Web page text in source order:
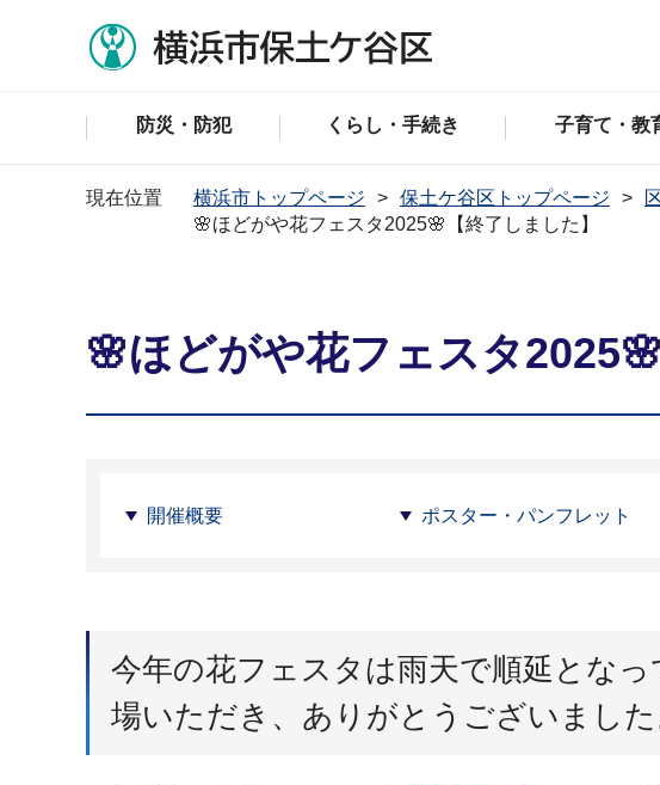
防災・防犯 くらし・手続き 子育て・教
現在位置 横浜市トップページ 保土ケ谷区トップページ
🌸ほどがや花フェスタ2025🌸【終了しました】
🌸ほどがや花フェスタ
開催概要 ポスター・パンフレット
今年の花フェスタは雨天で順延とな
場いただき、ありがとうございました